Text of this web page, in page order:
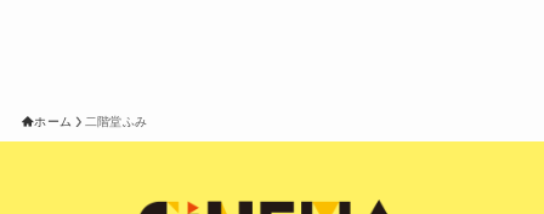
ホーム 二階堂ふみ